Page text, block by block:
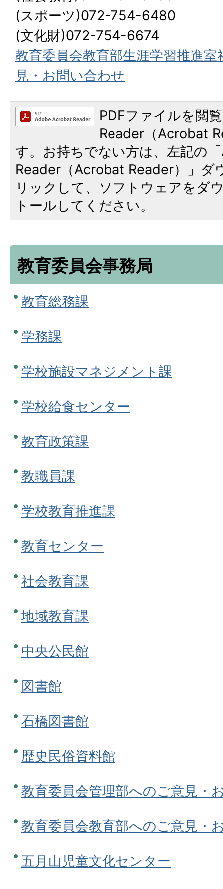
(スポーツ)072-754-6480
(文化財)072-754-6674
教育委員会教育部生涯学習推進
見・お問い合わせ
PDFファイルを閲
Reader（Acrobat
す。お持ちでない方は、左記の
Reader（Acrobat Reader）」ダ
リックして、ソフトウェアをダ
トールしてください。
教育委員会事務局
教育総務課
学務課
学校施設マネジメント課
学校給食センター
教育政策課
教職員課
学校教育推進課
教育センター
社会教育課
地域教育課
中央公民館
図書館
石橋図書館
歴史民俗資料館
教育委員会管理部へのご意見・
教育委員会教育部へのご意見・
五月山児童文化センター